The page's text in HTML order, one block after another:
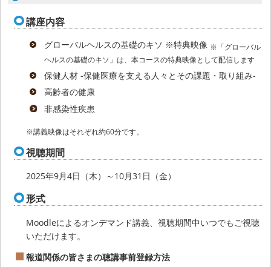
講座内容
グローバルヘルスの基礎のキソ ※特典映像 ※「グローバル
ヘルスの基礎のキソ」は、本コースの特典映像として配信します
保健人材 -保健医療を支える人々とその課題・取り組み-
高齢者の健康
非感染性疾患
※講義映像はそれぞれ約60分です。
視聴期間
2025年9月4日（木）～10月31日（金）
形式
Moodleによるオンデマンド講義、視聴期間中いつでもご視聴
いただけます。
報道関係の皆さまの聴講事前登録方法